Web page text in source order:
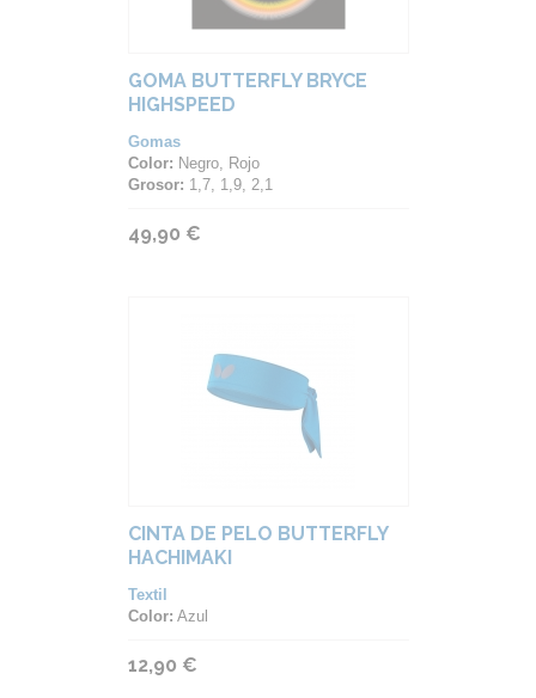
GOMA BUTTERFLY BRYCE
HIGHSPEED
Gomas
Color: Negro, Rojo
Grosor: 1,7, 1,9, 2,1
49,90 €
CINTA DE PELO BUTTERFLY
HACHIMAKI
Textil
Color: Azul
12,90 €